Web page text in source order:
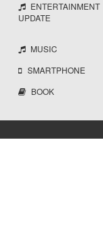
ENTERTAINMENT
UPDATE
MUSIC
SMARTPHONE
BOOK